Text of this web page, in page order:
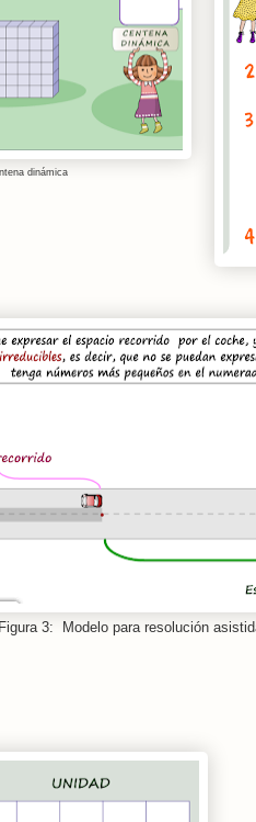
dinámica
Figura 3: Modelo para resolución